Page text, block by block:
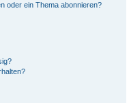
oder ein Thema abonnieren?